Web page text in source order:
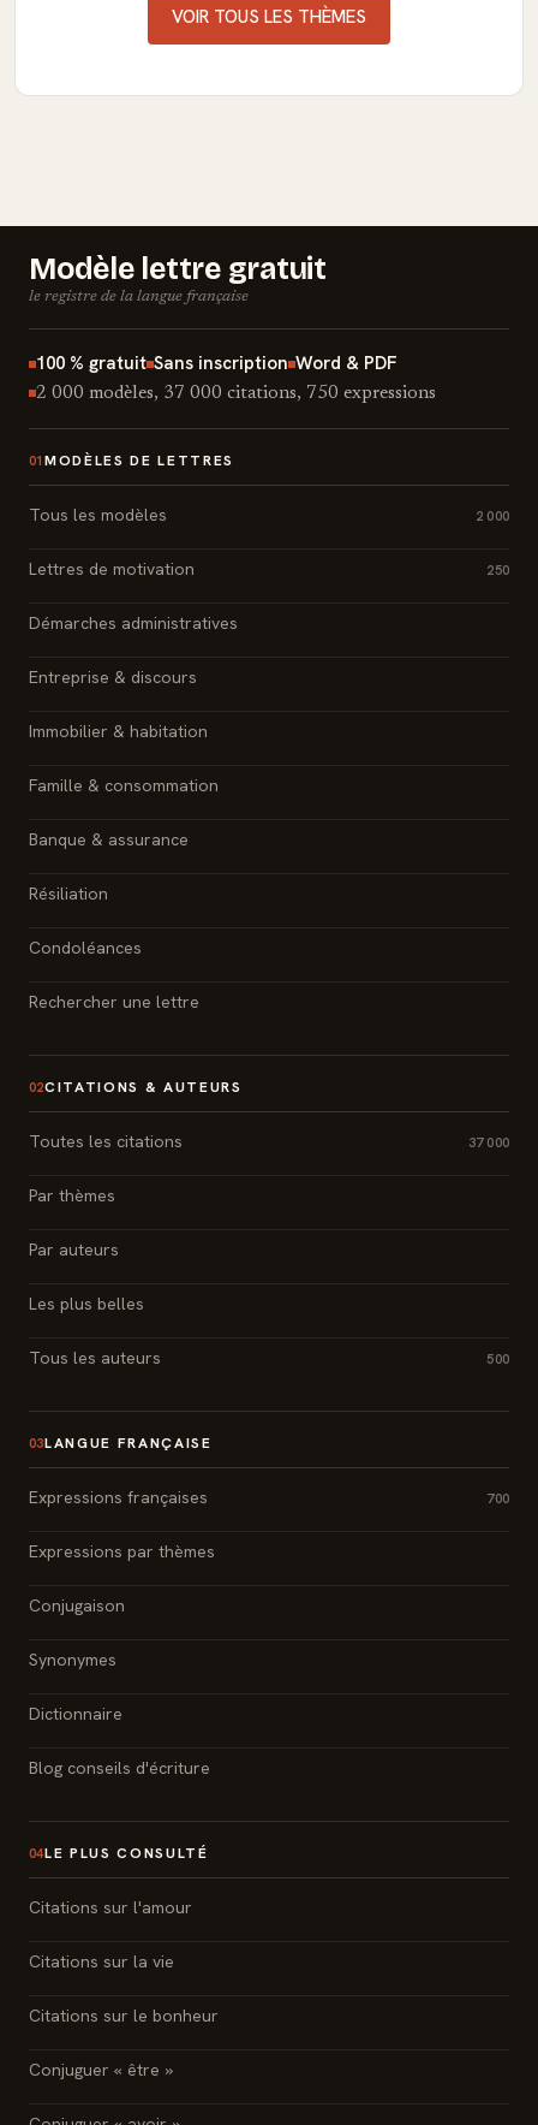
VOIR TOUS LES THÈMES
Modèle lettre gratuit
le registre de la langue française
100 % gratuit Sans inscription Word & PDF
2 000 modèles, 37 000 citations, 750 expressions
01 MODÈLES DE LETTRES
Tous les modèles 2 000
Lettres de motivation 250
Démarches administratives
Entreprise & discours
Immobilier & habitation
Famille & consommation
Banque & assurance
Résiliation
Condoléances
Rechercher une lettre
02CITATIONS & AUTEURS
Toutes les citations 37 000
Par thèmes
Par auteurs
Les plus belles
Tous les auteurs 500
03LANGUE FRANÇAISE
Expressions françaises 700
Expressions par thèmes
Conjugaison
Synonymes
Dictionnaire
Blog conseils d'écriture
04LE PLUS CONSULTÉ
Citations sur l'amour
Citations sur la vie
Citations sur le bonheur
Conjuguer « être »